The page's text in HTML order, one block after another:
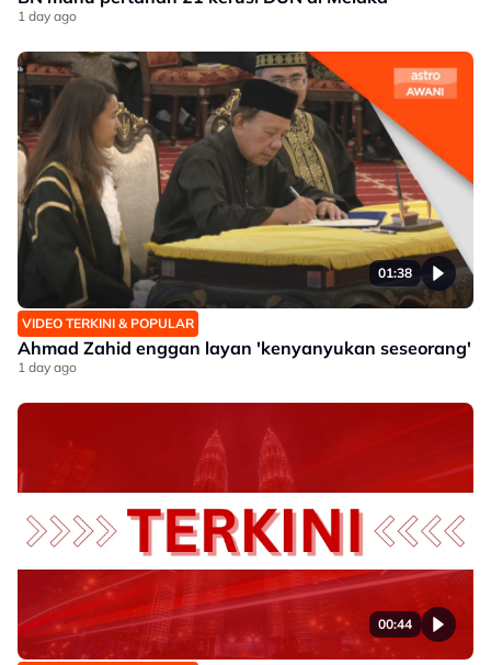
1 day ago
01:38
VIDEO TERKINI & POPULAR
Ahmad Zahid enggan layan 'kenyanyukan seseorang'
1 day ago
00:44